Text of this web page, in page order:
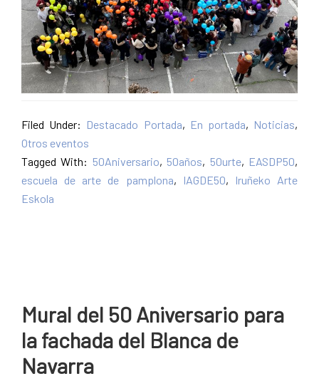
Filed Under: Destacado Portada, En portada, Noticias,
Otros eventos
Tagged With: 50Aniversario, 50años, 50urte, EASDP50,
escuela de arte de pamplona, IAGDE50,
Iruñeko Arte
Eskola
Mural del 50 Aniversario para
la fachada del Blanca de
Navarra